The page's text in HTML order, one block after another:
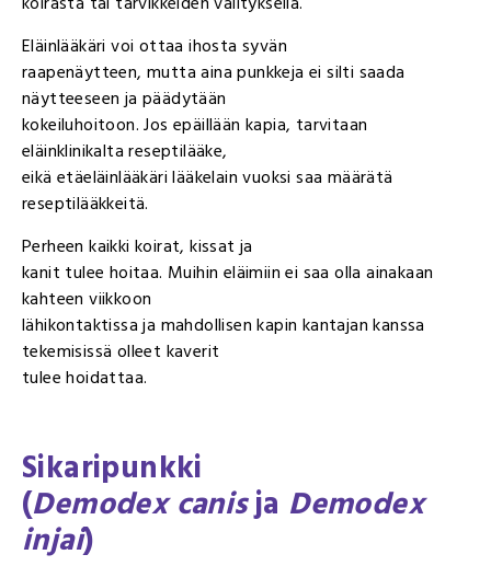
Eläinlääkäri voi ottaa ihosta syvän
raapenäytteen, mutta aina punkkeja ei silti saada
näytteeseen ja päädytään
kokeiluhoitoon. Jos epäillään kapia, tarvitaan
eläinklinikalta reseptilääke,
eikä etäeläinlääkäri lääkelain vuoksi saa määrätä
reseptilääkkeitä.
Perheen kaikki koirat, kissat ja
kanit tulee hoitaa. Muihin eläimiin ei saa olla ainakaan
kahteen viikkoon
lähikontaktissa ja mahdollisen kapin kantajan kanssa
tekemisissä olleet kaverit
tulee hoidattaa.
Sikaripunkki
(Demodex canisja Demodex
injai)